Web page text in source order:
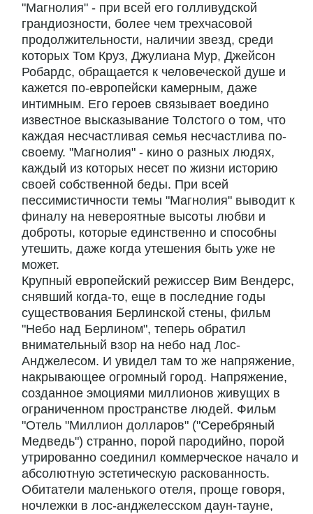
"Магнолия" - при всей его голливудской
грандиозности, более чем трехчасовой
продолжительности, наличии звезд, среди
которых Том Круз, Джулиана Мур, Джейсон
Робардс, обращается к человеческой душе и
кажется по-европейски камерным, даже
интимным. Его героев связывает воедино
известное высказывание Толстого о том, что
каждая несчастливая семья несчастлива по-
своему. "Магнолия" - кино о разных людях,
каждый из которых несет по жизни историю
своей собственной беды. При всей
пессимистичности темы "Магнолия" выводит к
финалу на невероятные высоты любви и
доброты, которые единственно и способны
утешить, даже когда утешения быть уже не
может.
Крупный европейский режиссер Вим Вендерс,
снявший когда-то, еще в последние годы
существования Берлинской стены, фильм
"Небо над Берлином", теперь обратил
внимательный взор на небо над Лос-
Анджелесом. И увидел там то же напряжение,
накрывающее огромный город. Напряжение,
созданное эмоциями миллионов живущих в
ограниченном пространстве людей. Фильм
"Отель "Миллион долларов" ("Серебряный
Медведь") странно, порой пародийно, порой
утрированно соединил коммерческое начало и
абсолютную эстетическую раскованность.
Обитатели маленького отеля, проще говоря,
ночлежки в лос-анджелесском даун-тауне,